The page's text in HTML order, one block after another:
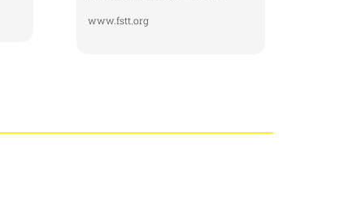
www.fstt.org